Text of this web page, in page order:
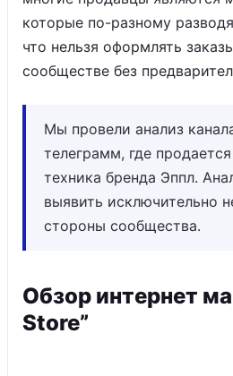
которые по-разному
что нельзя оформлять
сообществе без
Мы провели анализ
телеграмм, где
техника бренда Эппл.
выявить исключительно
стороны сообщества.
Обзор интернет
Store”